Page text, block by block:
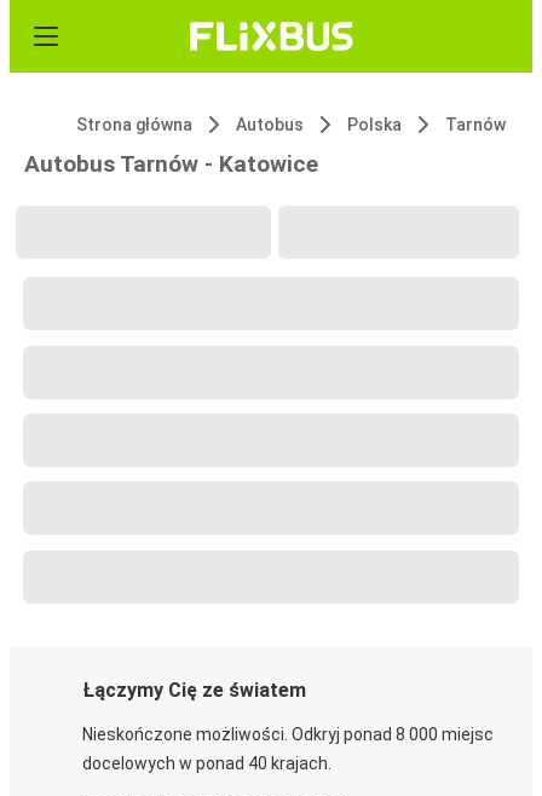
Strona główna Autobus Polska Tarnów
Autobus Tarnów - Katowice
Łączymy Cię ze światem
Nieskończone możliwości. Odkryj ponad 8 000 miejsc
docelowych w ponad 40 krajach.